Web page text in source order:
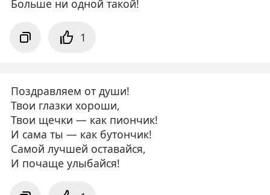
Больше ни одной такой!
1
Поздравляем от души!
Твои глазки хороши,
Твои щечки — как пиончик!
И сама ты — как бутончик!
Самой лучшей оставайся,
И почаще улыбайся!